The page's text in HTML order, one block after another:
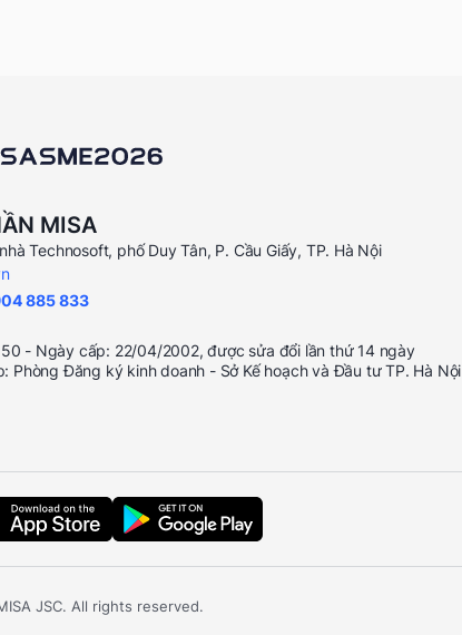
MISA
Technosoft, phố Duy Tân, P. Cầu Giấy, TP. Hà Nội
885 833
- Ngày cấp: 22/04/2002, được sửa đổi lần thứ 14 ngày
Phòng Đăng ký kinh doanh - Sở Kế hoạch và Đầu tư TP. Hà Nội
JSC. All rights reserved.